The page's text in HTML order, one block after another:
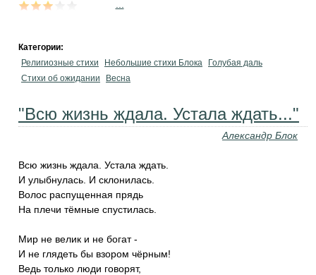
Категории:
Религиозные стихи
Небольшие стихи Блока
Голубая даль
Стихи об ожидании
Весна
"Всю жизнь ждала. Устала ждать..."
Александр Блок
Всю жизнь ждала. Устала ждать.
И улыбнулась. И склонилась.
Волос распущенная прядь
На плечи тёмные спустилась.
Мир не велик и не богат -
И не глядеть бы взором чёрным!
Ведь только люди говорят,